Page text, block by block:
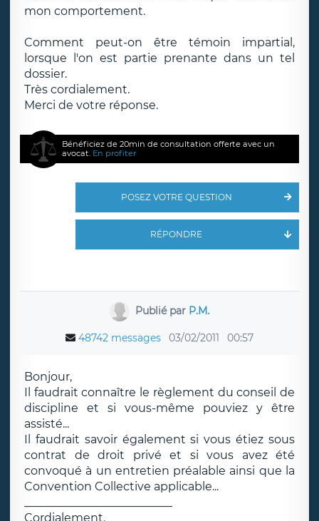
mon comportement.
Comment peut-on être témoin impartial,
lorsque l'on est partie prenante dans un tel
dossier.
Très cordialement.
Merci de votre réponse.
Bénéficiez de 20min de consultation offerte avec un
avocat. En profiter
POSEZ VOTRE QUESTION
RÉPONDRE
Publié par P.M.
48742 messages 03/02/2011 00:57
Bonjour,
Il faudrait connaître le règlement du conseil de
discipline et si vous-même pouviez y être
assisté...
Il faudrait savoir également si vous étiez sous
contrat de droit privé et si vous avez été
convoqué à un entretien préalable ainsi que la
Convention Collective applicable...
Cordialement.